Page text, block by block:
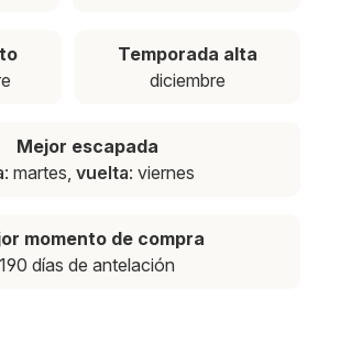
Temporada alta
diciembre
Mejor escapada
: martes, vuelta: viernes
momento de compra
190 días de antelación